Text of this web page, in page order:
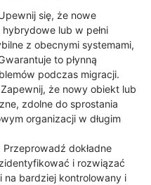
się, że nowe
lub w pełni
z obecnymi systemami,
to płynną
podczas migracji.
że nowy obiekt lub
zdolne do sprostania
organizacji w długim
dokładne
i rozwiązać
na bardziej kontrolowany i